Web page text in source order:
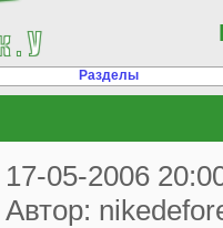
Разделы
17-05-2006
Автор: